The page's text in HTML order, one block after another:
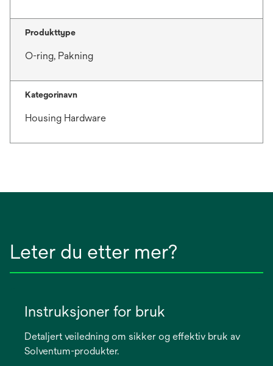
Produkttype
O-ring, Pakning
Kategorinavn
Housing Hardware
Leter du etter mer?
Instruksjoner for bruk
Detaljert veiledning om sikker og effektiv bruk av
Solventum-produkter.